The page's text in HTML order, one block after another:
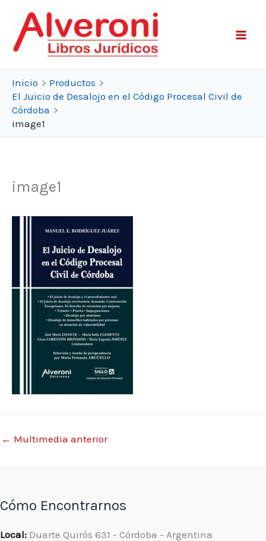
contenido
Inicio
Productos
El Juicio de Desalojo en el Código Procesal Civil de
Córdoba
image1
image1
← Multimedia anterior
Cómo Encontrarnos
Local: Duarte Quirós 631 - Córdoba - Argentina